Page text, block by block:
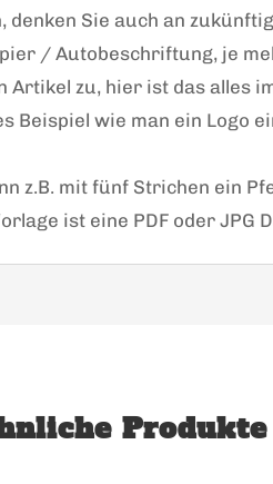
denken Sie auch an
/ Autobeschriftung, je
Artikel zu, hier ist das alles
Beispiel wie man ein Logo
z.B. mit fünf Strichen ein
ist eine PDF oder JPG
Produkte